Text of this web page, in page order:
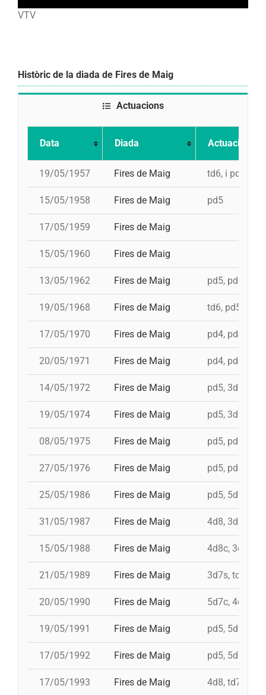
VTV
Històric de la diada de Fires de Maig
Actuacions
Data Diada Actuació
19/05/1957 Fires de Maig td6, i pd5
15/05/1958 Fires de Maig pd5
17/05/1959 Fires de Maig
15/05/1960 Fires de Maig
13/05/1962 Fires de Maig pd5, pd5, 3d7
19/05/1968 Fires de Maig td6, pd5, 4d7,
17/05/1970 Fires de Maig pd4, pd4,
20/05/1971 Fires de Maig pd4, pd4,
14/05/1972 Fires de Maig pd5, 3d7c,
19/05/1974 Fires de Maig pd5, 3d7,
08/05/1975 Fires de Maig pd5, pd5,
27/05/1976 Fires de Maig pd5, pd5,
25/05/1986 Fires de Maig pd5, 5d7,
31/05/1987 Fires de Maig 4d8, 3d8,
15/05/1988 Fires de Maig 4d8c, 3d8c,
21/05/1989 Fires de Maig 3d7s, td7, 4d8
20/05/1990 Fires de Maig 5d7c, 4d8, i
19/05/1991 Fires de Maig pd5, 5d7,
17/05/1992 Fires de Maig pd5, 5d7,
17/05/1993 Fires de Maig 4d8, td7, 5d7,